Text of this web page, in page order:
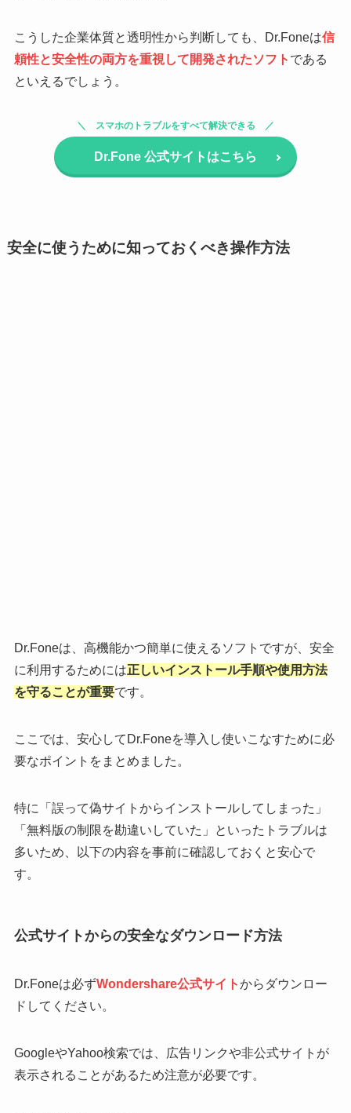
こうした企業体質と透明性から判断しても、Dr.Foneは信
頼性と安全性の両方を重視して開発されたソフト である
といえるでしょう。
スマホのトラブルをすべて解決できる
Dr.Fone公式サイトはこちら
安全に使うために知っておくべき操作方法
Dr.Foneは、高機能かつ簡単に使えるソフトですが、安全
に利用するためには正しいインストール手順や使用方法
を守ることが重要です。
ここでは、安心してDr.Foneを導入し使いこなすために必
要なポイントをまとめました。
特に「誤って偽サイトからインストールしてしまった」
「無料版の制限を勘違いしていた」といったトラブルは
多いため、以下の内容を事前に確認しておくと安心で
す。
公式サイトからの安全なダウンロード方法
Dr.Foneは必ずWondershare公式サイトからダウンロー
ドしてください。
GoogleやYahoo検索では、広告リンクや非公式サイトが
表示されることがあるため注意が必要です。